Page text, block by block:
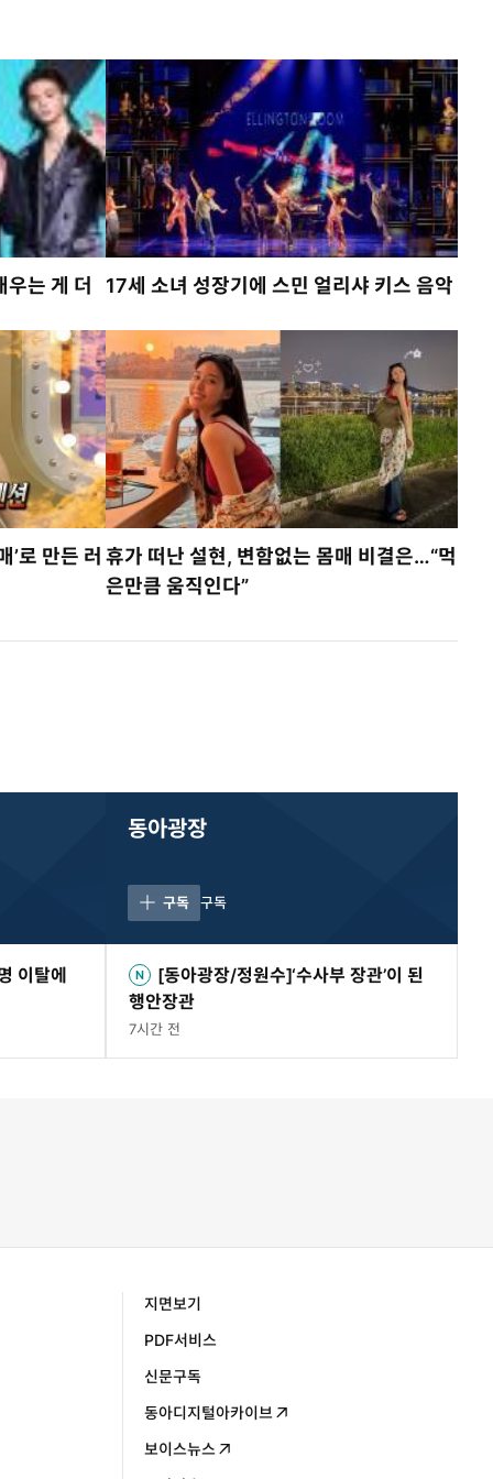
우는 게 더
17세 소녀 성장기에 스민 얼리샤 키스 음악
’로 만든 러 휴가 떠난 설현, 변함없는 몸매 비결은…“먹
은만큼 움직인다”
이탈에
동아광장
구독 구독
[동아광장/정원수]‘수사부 장관’이 된
행안장관
7시간 전
지면보기
PDF서비스
신문구독
동아디지털아카이브
보이스뉴스